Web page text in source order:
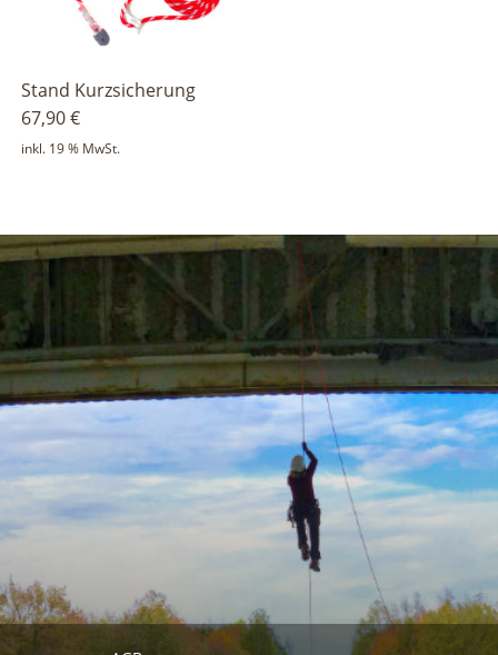
Stand Kurzsicherung
67,90€
inkl. 19 % MwSt.